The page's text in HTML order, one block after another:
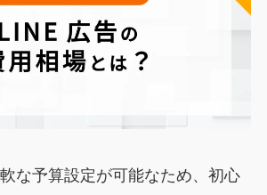
な予算設定が可能なため、初心